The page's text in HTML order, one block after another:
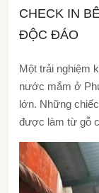
CHECK IN
ĐỘC ĐÁO
Một trải nghiệm
nước mắm ở
lớn. Những
được làm từ gỗ